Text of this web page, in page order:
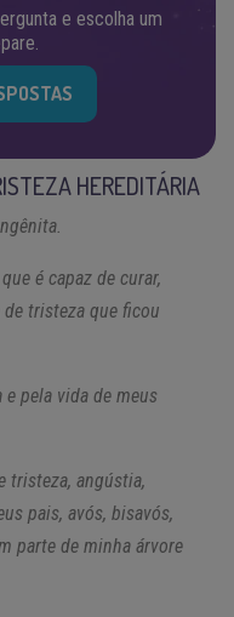
e escolha um
HEREDITÁRIA
é capaz de curar,
tristeza que ficou
pela vida de meus
tristeza, angústia,
pais, avós, bisavós,
parte de minha árvore